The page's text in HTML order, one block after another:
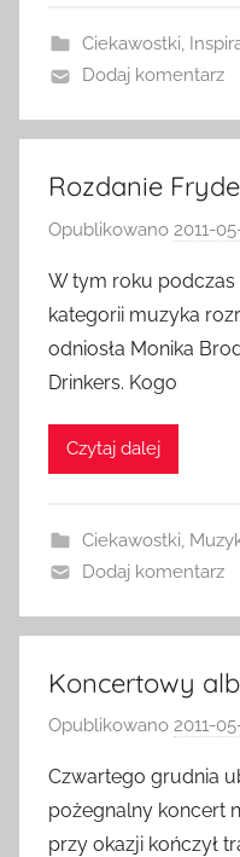
Ciekawostki,
Dodaj komentarz
Rozdanie
Opublikowano 2011-
W tym roku
kategorii muzyka
odniosła Monika
Drinkers. Kogo
Czytaj dalej
Ciekawostki
Dodaj komentarz
Koncertowy
Opublikowano 2011-
Czwartego grudnia
pożegnalny koncert
przy okazji kończył